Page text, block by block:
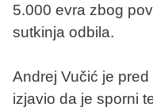
5.000 evra zbog
sutkinja odbila.
Andrej Vučić je
izjavio da je sporni